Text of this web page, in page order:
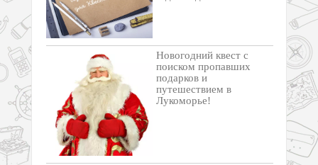
Новогодний квест с
поиском пропавших
подарков и
путешествием в
Лукоморье!